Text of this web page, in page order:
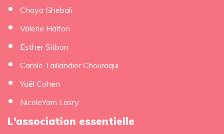
Chaya Ghebali
Valerie Halfon
Esther Sitbon
Carole Taillandier Chouraqui
Yaël Cohen
NicoleYam Lasry
L'association essentielle